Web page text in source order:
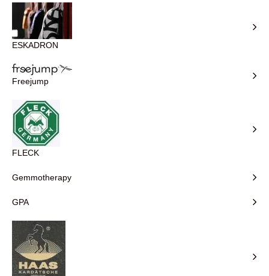
ESKADRON
Freejump
FLECK
Gemmotherapy
GPA